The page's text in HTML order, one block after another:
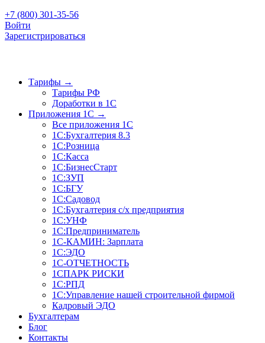
+7 (800) 301-35-56
Войти
Зарегистрироваться
Тарифы →
Тарифы РФ
Доработки в 1C
Приложения 1C →
Все приложения 1С
1С:Бухгалтерия 8.3
1С:Розница
1С:Касса
1С:БизнесСтарт
1С:ЗУП
1С:БГУ
1С:Садовод
1С:Бухгалтерия с/х предприятия
1С:УНФ
1С:Предприниматель
1С-КАМИН: Зарплата
1С:ЭДО
1С-ОТЧЕТНОСТЬ
1СПАРК РИСКИ
1С:РПД
1С:Управление нашей строительной фирмой
Кадровый ЭДО
Бухгалтерам
Блог
Контакты